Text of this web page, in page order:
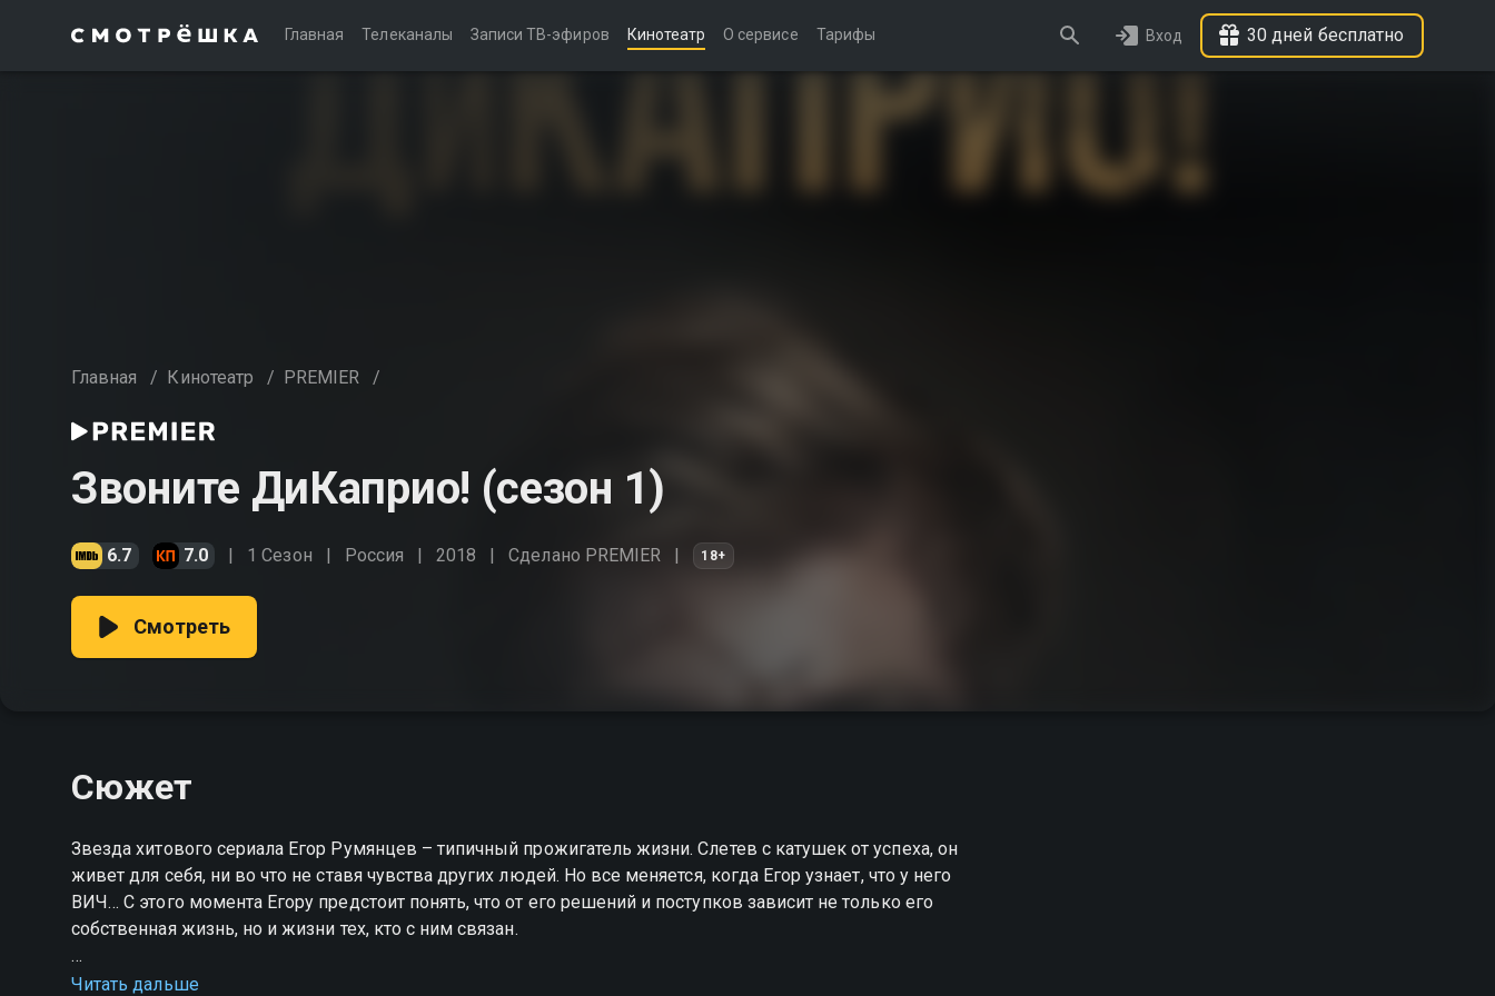
Главная Телеканалы Записи ТВ-эфиров Кинотеатр О сервисе Тарифы Вход 30 дней бесплатно
Главная / Кинотеатр / PREMIER /
Звоните ДиКаприо! (сезон 1)
6.7 7.0 1 Сезон Россия 2018 Сделано PREMIER 18+
Смотреть
Сюжет
Звезда хитового сериала Егор Румянцев – типичный прожигатель жизни. Слетев с катушек от успеха, он
живет для себя, ни во что не ставя чувства других людей. Но все меняется, когда Егор узнает, что у него
ВИЧ… С этого момента Егору предстоит понять, что от его решений и поступков зависит не только его
собственная жизнь, но и жизни тех, кто с ним связан.
Посмотреть онлайн 1 сезон сериала Звоните ДиКаприо! вы можете совершенно бесплатно в хорошем
Читать дальше